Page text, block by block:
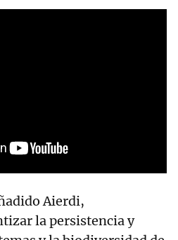
Aierdi,
la persistencia y